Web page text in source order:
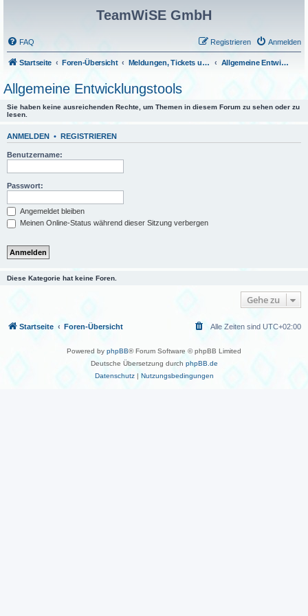
TeamWiSE GmbH
FAQ Anmelden
Registrieren
Startseite Foren-Übersicht Meldungen, Tickets und Fragen Allgemeine Entwicklungstools
Allgemeine Entwicklungstools
Sie haben keine ausreichenden Rechte, um Themen in diesem Forum zu sehen oder zu
lesen.
ANMELDEN • REGISTRIEREN
Benutzername:
Passwort:
Angemeldet bleiben
Meinen Online-Status während dieser Sitzung verbergen
Diese Kategorie hat keine Foren.
Gehe zu
Startseite Foren-Übersicht Alle Zeiten sind UTC+02:00
Powered by phpBB® Forum Software © phpBB Limited
Deutsche Übersetzung durch phpBB.de
Datenschutz| Nutzungsbedingungen